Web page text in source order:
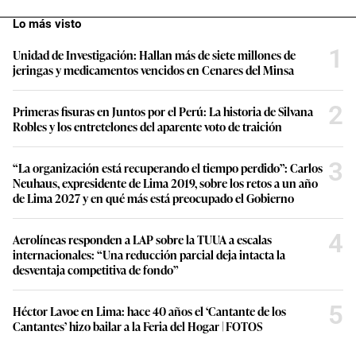
Lo más visto
Unidad de Investigación: Hallan más de siete millones de
jeringas y medicamentos vencidos en Cenares del Minsa
1
Primeras fisuras en Juntos por el Perú: La historia de Silvana
Robles y los entretelones del aparente voto de traición
2
“La organización está recuperando el tiempo perdido”: Carlos
Neuhaus, expresidente de Lima 2019, sobre los retos a un año
de Lima 2027 y en qué más está preocupado el Gobierno
3
Aerolíneas responden a LAP sobre la TUUA a escalas
internacionales: “Una reducción parcial deja intacta la
desventaja competitiva de fondo”
4
Héctor Lavoe en Lima: hace 40 años el ‘Cantante de los
Cantantes’ hizo bailar a la Feria del Hogar | FOTOS
5